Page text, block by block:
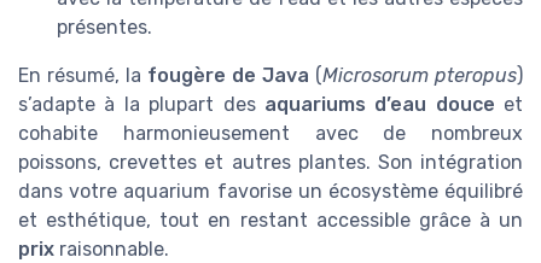
présentes.
En résumé, la fougère de Java (Microsorum pteropus)
s’adapte à la plupart des aquariums d’eau douce et
cohabite harmonieusement avec de nombreux
poissons, crevettes et autres plantes. Son intégration
dans votre aquarium favorise un écosystème équilibré
et esthétique, tout en restant accessible grâce à un
prix raisonnable.